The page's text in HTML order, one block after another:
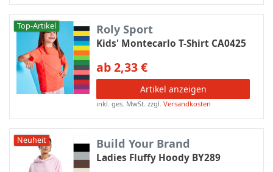
Top-Artikel Roly Sport
Kids' Montecarlo T-Shirt CA0425
ab 2,33 €
Artikel anzeigen
inkl. ges. MwSt. zzgl.Versandkosten
Neuheit Build Your Brand
Ladies Fluffy Hoody BY289